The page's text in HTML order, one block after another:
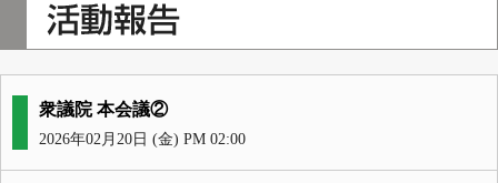
衆議院 本会議②
2026年02月20日 (金) PM 02:00